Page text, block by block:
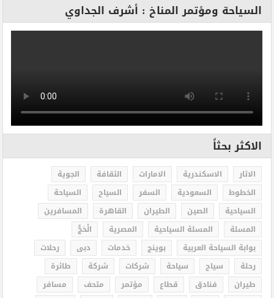
السياحة ومؤتمر المناخ : أشرف الجداوي
الاكثر بحثاً
الاثار الاسكندرية الامارات الثقافة
الجوية
الخطوط
السعودية السفر السياح
السياحة
السياحية
الصين الطيران القاهرة
المسافرين
المسلة
المسلة السياحية المصرية
الْحَجُّ
بوابة السياحة العربية
بوينج خدمات دبى
رحلات
رحلة
سياح سياحة شركات شركة
طائرة
طيران
فنادق قطاع مؤتمر متحف
مسافر